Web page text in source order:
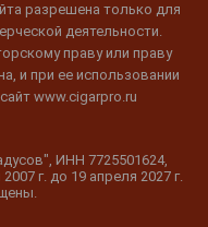
разрешена только для
деятельности.
праву или праву
и при ее использовании
www.cigarpro.ru
ИНН 7725501624,
г. до 19 апреля 2027 г.